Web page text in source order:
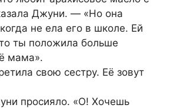
Джуни. — «Но она
не ела его в школе. Ей
ты положила больше
мама».
свою сестру. Её зовут
просияло. «О! Хочешь